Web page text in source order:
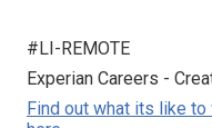
#LI-REMOTE
Experian Careers -
Find out what its like